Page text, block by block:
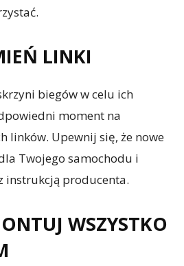
LINKI
biegów w celu ich
moment na
linków. Upewnij się, że nowe
Twojego samochodu i
instrukcją producenta.
WSZYSTKO